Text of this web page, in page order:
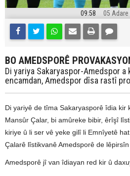
09:58 05 Adare
BO AMEDSPORÊ
Di yariya Sakaryaspor-Amedspor a
encamdan, Amedspor dîsa rastî
Di yariyê de tîma Sakaryasporê îdia kir
Mansûr Çalar, bi amûreke bibir, êrîşî
kiriye û li ser vê yeke gilî li Emnîyetê
Çalarê lîstikvanê Amedsporê de lêpirsîn
Amedsporê jî van îdiayan red kir û